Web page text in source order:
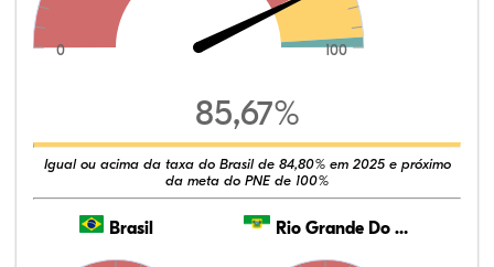
0 100
85,67%
Igual ou acima da taxa do Brasil de 84,80% em 2025 e próximo
da meta do PNE de 100%
Brasil Rio Grande Do Norte